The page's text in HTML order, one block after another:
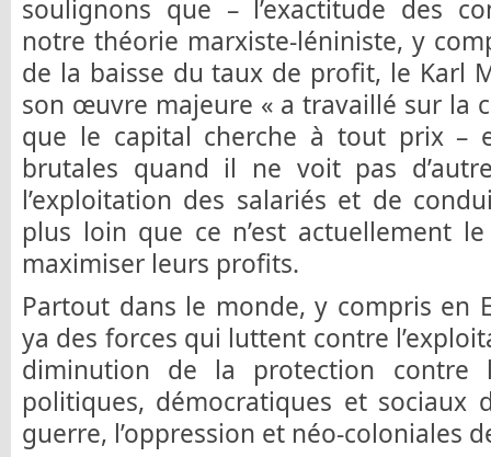
soulignons que – l’exactitude des
notre théorie marxiste-léniniste, y
de la baisse du taux de profit, le Karl
son œuvre majeure « a travaillé sur la
que le capital cherche à tout prix –
brutales quand il ne voit pas
l’exploitation des salariés et de
plus loin que ce n’est actuellement
maximiser leurs profits.
Partout dans le monde, y compris en
ya des forces qui luttent contre
diminution de la protection contre
politiques, démocratiques et sociaux
guerre, l’oppression et néo-coloniales